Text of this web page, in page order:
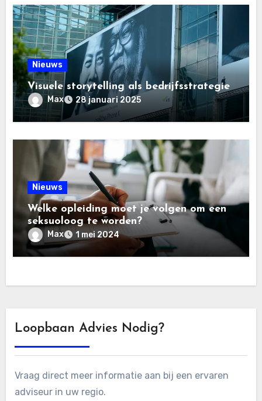
Nieuws
Visuele storytelling als bedrijfsstrategie
Max 28 januari 2025
Nieuws
Welke opleiding moet je volgen om een
seksuoloog te worden?
Max 1 mei 2024
Loopbaan Advies Nodig?
Vraag direct meer informatie aan bij een ervaren
adviseur in uw regio.